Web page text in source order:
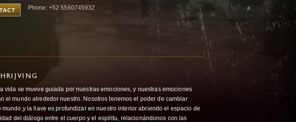
Phone: +52 5560745932
vida se mueve guiada por nuestras emociones, y nuestras emociones
el mundo alrededor nuestro. Nosotros tenemos el poder de cambiar
mundo,y la llave es profundizar en nuestro interior abriendo el espacio de
del diálogo entre el cuerpo y el espíritu, relacionándonos con las